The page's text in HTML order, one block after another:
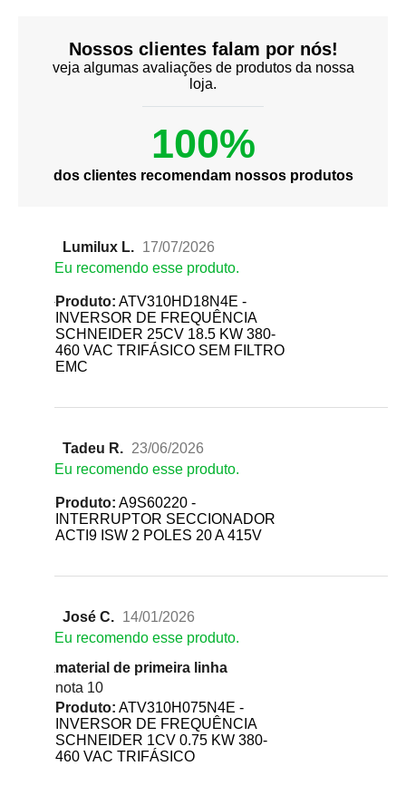
Nossos clientes falam por nós!
veja algumas avaliações de produtos da nossa
loja.
100%
dos clientes recomendam nossos produtos
Lumilux L. 17/07/2026
Eu recomendo esse produto.
Produto: ATV310HD18N4E -
INVERSOR DE FREQUÊNCIA
SCHNEIDER 25CV 18.5 KW 380-
460 VAC TRIFÁSICO SEM FILTRO
EMC
Tadeu R. 23/06/2026
Eu recomendo esse produto.
Produto: A9S60220 -
INTERRUPTOR SECCIONADOR
ACTI9 ISW 2 POLES 20 A 415V
José C. 14/01/2026
Eu recomendo esse produto.
material de primeira linha
nota 10
Produto: ATV310H075N4E -
INVERSOR DE FREQUÊNCIA
SCHNEIDER 1CV 0.75 KW 380-
460 VAC TRIFÁSICO